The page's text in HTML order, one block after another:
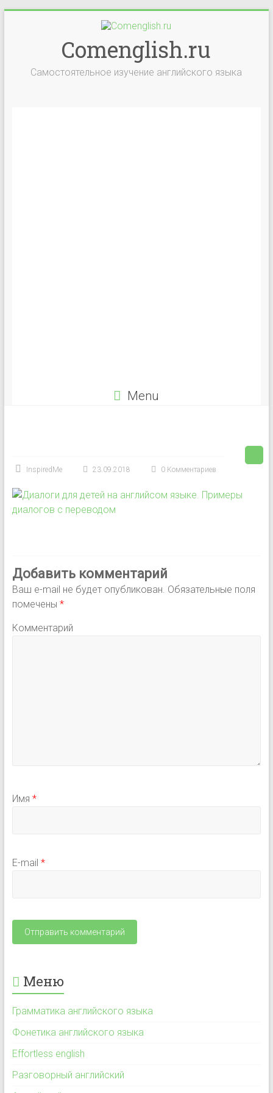
Comenglish.ru
Самостоятельное изучение английского языка
Menu
InspiredMe 23.09.2018 0 Комментариев
Добавить комментарий
Ваш e-mail не будет опубликован. Обязательные поля
помечены *
Комментарий
Имя *
E-mail *
Меню
Грамматика английского языка
Фонетика английского языка
Effortless english
Разговорный английский